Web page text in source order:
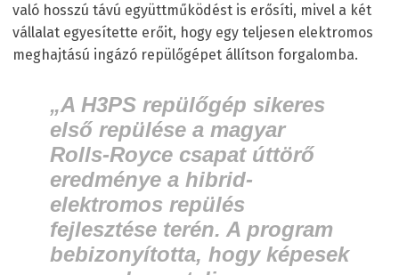
való hosszú távú együttműködést is erősíti, mivel a két
vállalat egyesítette erőit, hogy egy teljesen elektromos
meghajtású ingázó repülőgépet állítson forgalomba.
„A H3PS repülőgép sikeres
első repülése a magyar
Rolls-Royce csapat úttörő
eredménye a hibrid-
elektromos repülés
fejlesztése terén. A program
bebizonyította, hogy képesek